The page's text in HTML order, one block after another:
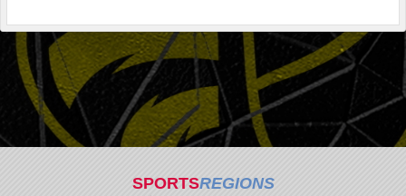
SPORTSREGIONS